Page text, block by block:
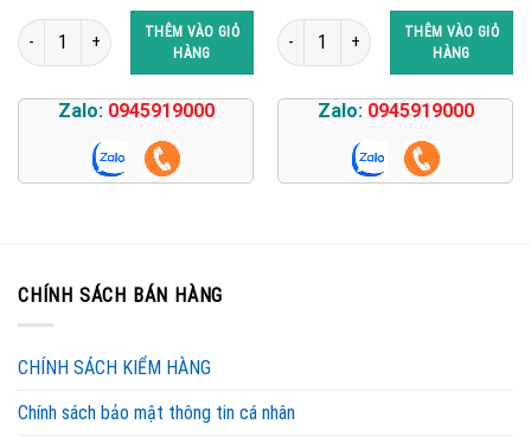
5
1.200.000 ₫.
là:
650.000 ₫.
Viên dưỡng nhan Thiên Sư Tiens 600k - 0966005696 số lượng
THÊM VÀO GIỎ
HÀNG
Zalo: 0945919000
5
1.150.000 ₫.
là:
750.000 ₫.
Viên tăng cường sức khỏe Thiên Sư
THÊM VÀO GIỎ
HÀNG
Zalo: 0945919000
hòa tan 350k số lượng
CHÍNH SÁCH BÁN HÀNG
CHÍNH SÁCH KIỂM HÀNG
Chính sách bảo mật thông tin cá nhân